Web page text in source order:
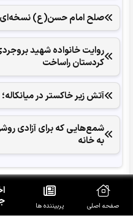
صلح امام حسن(ع) نسخه‌ای
روایت خانواده شهید
کردستان راساخت
آتش زیر خاکستر در
شمع‌هایی که ‌برای آزادی
به خانه
آخرین خبرهای روز
صفحه اصلی پربیننده ها